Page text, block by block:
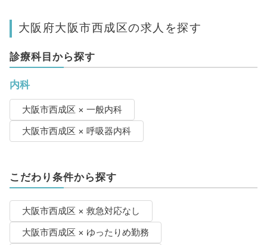
大阪府大阪市西成区の求人を探す
診療科目から探す
内科
大阪市西成区 × 一般内科
大阪市西成区 × 呼吸器内科
こだわり条件から探す
大阪市西成区 × 救急対応なし
大阪市西成区 × ゆったりめ勤務